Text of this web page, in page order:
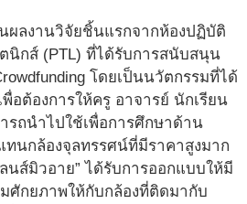
ผลงานวิจัยชิ้นแรกจากห้องปฏิบัติ
นิกส์ (PTL) ที่ได้รับการสนับสนุน
โดยเป็นนวัตกรรมที่ได้
อต้องการให้ครู อาจารย์ นักเรียน
รถนำไปใช้เพื่อการศึกษาด้าน
นกล้องจุลทรรศน์ที่มีราคาสูงมาก
นส์มิวอาย” ได้รับการออกแบบให้มี
ศักยภาพให้กับกล้องที่ติดมากับ